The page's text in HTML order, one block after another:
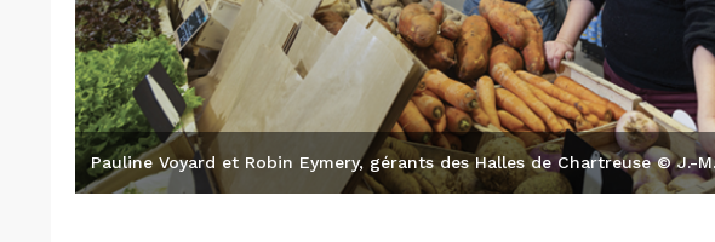
Pauline Voyard et Robin Eymery, gérants des Halles de Chartreuse © J.-